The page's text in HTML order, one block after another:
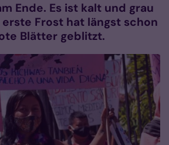
Ende. Es ist kalt und grau
Frost hat längst schon
Blätter geblitzt.